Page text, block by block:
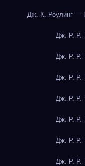
Дж. К. Роулинг —
Дж. Р. Р.
Дж. Р. Р.
Дж. Р. Р.
Дж. Р. Р.
Дж. Р. Р.
Дж. Р. Р.
Дж. Р. Р.